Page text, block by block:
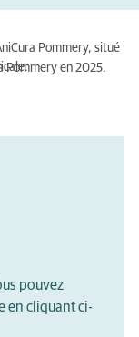
Pommery, situé
Pommery en 2025.
pouvez
en cliquant ci-